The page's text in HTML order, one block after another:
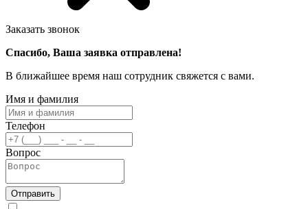
Заказать звонок
Спасибо, Ваша заявка отправлена!
В ближайшее время наш сотрудник свяжется с вами.
Имя и фамилия
Телефон
Вопрос
Отправить